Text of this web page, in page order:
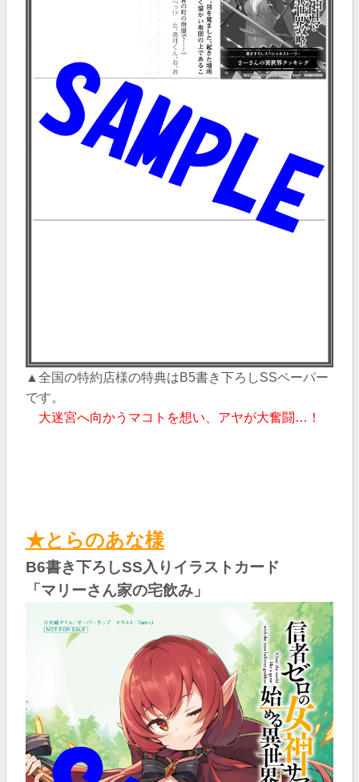
▲全国の特約店様の特典はB5書き下ろしSSペーパー
です。
大迷宮へ向かうマコトを想い、アヤが大奮闘 …！
★とらのあな様
B6書き下ろしSS入りイラストカード
「マリーさん家の宅飲み」